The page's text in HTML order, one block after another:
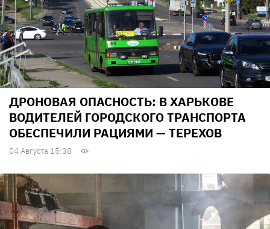
ДРОНОВАЯ ОПАСНОСТЬ: В ХАРЬКОВЕ
ВОДИТЕЛЕЙ ГОРОДСКОГО ТРАНСПОРТА
ОБЕСПЕЧИЛИ РАЦИЯМИ — ТЕРЕХОВ
04 Августа 15:38